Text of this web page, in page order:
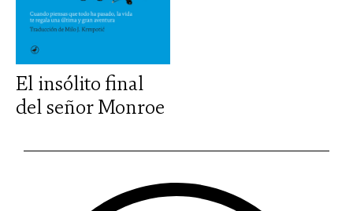
El insólito final
del señor Monroe